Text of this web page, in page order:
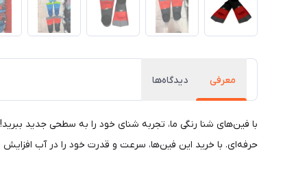
معرفی دیدگاه‌ها
با فین‌های شنا رنگی ما، تجربه شنای خود را به سطحی جدید
حرفه‌ای. با خرید این فین‌ها، سرعت و قدرت خود را در آب افزایش